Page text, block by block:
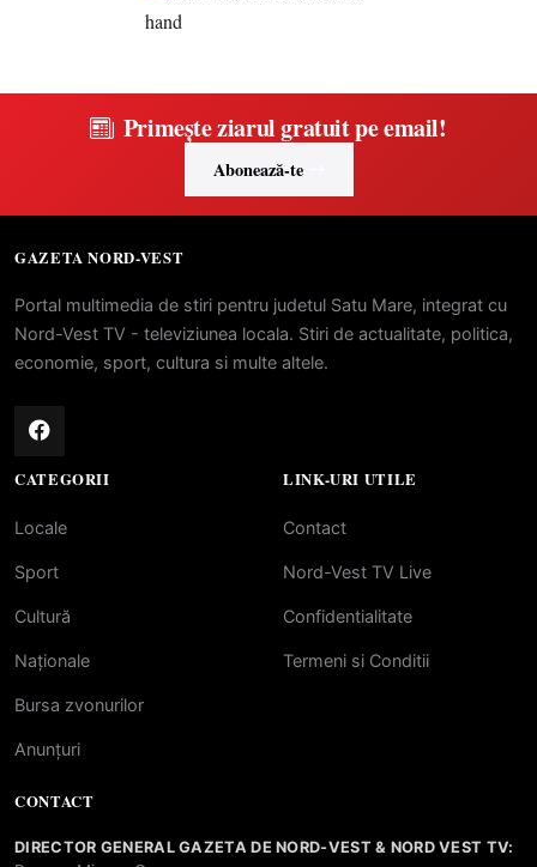
Primește ziarul gratuit pe email!
Abonează-te
GAZETA NORD-VEST
Portal multimedia de stiri pentru judetul Satu Mare, integrat cu
Nord-Vest TV - televiziunea locala. Stiri de actualitate, politica,
economie, sport, cultura si multe altele.
CATEGORII
Locale
Sport
Cultură
Naționale
Bursa zvonurilor
Anunțuri
LINK-URI UTILE
Contact
Nord-Vest TV Live
Confidentialitate
Termeni si Conditii
CONTACT
DIRECTOR GENERAL GAZETA DE NORD-VEST & NORD VEST TV: